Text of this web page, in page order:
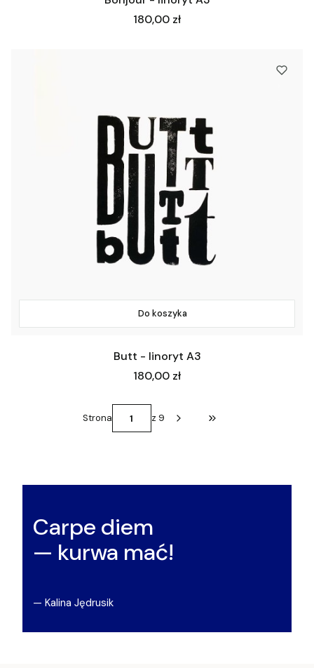
Cena
180,00 zł
Do koszyka
Butt - linoryt A3
Cena
180,00 zł
Strona z 9 Przejdź do ostatniej
Carpe diem
— kurwa mać!
— Kalina Jędrusik